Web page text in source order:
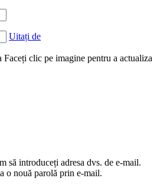
Uitați de
Faceți clic pe imagine pentru a actualiza
să introduceți adresa dvs. de e-mail.
o nouă parolă prin e-mail.